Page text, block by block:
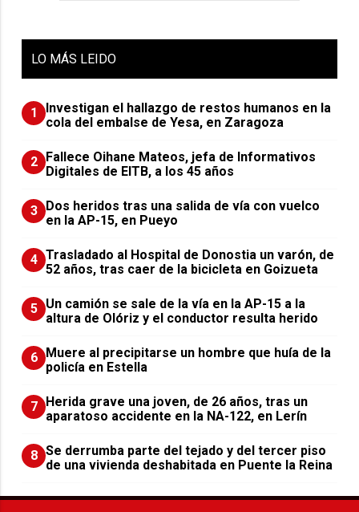
LO MÁS LEIDO
1
Investigan el hallazgo de restos humanos en la
cola del embalse de Yesa, en Zaragoza
2 Fallece Oihane Mateos, jefa de Informativos
Digitales de EITB, a los 45 años
3 Dos heridos tras una salida de vía con vuelco
en la AP-15, en Pueyo
4 Trasladado al Hospital de Donostia un varón, de
52 años, tras caer de la bicicleta en Goizueta
5 Un camión se sale de la vía en la AP-15 a la
altura de Olóriz y el conductor resulta herido
6 Muere al precipitarse un hombre que huía de la
policía en Estella
7 Herida grave una joven, de 26 años, tras un
aparatoso accidente en la NA-122, en Lerín
8 Se derrumba parte del tejado y del tercer piso
de una vivienda deshabitada en Puente la Reina